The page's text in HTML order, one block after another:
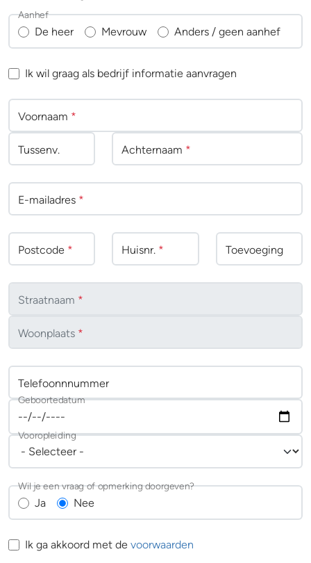
De heer Mevrouw Anders / geen aanhef
Aanhef
Ik wil graag als bedrijf informatie aanvragen
Voornaam *
Tussenv. Achternaam *
E-mailadres *
Postcode * Huisnr. * Toevoeging
Straatnaam *
Woonplaats *
Telefoonnnummer
Geboortedatum
Vooropleiding
Ja Nee
Wil je een vraag of opmerking doorgeven?
Ik ga akkoord met de voorwaarden